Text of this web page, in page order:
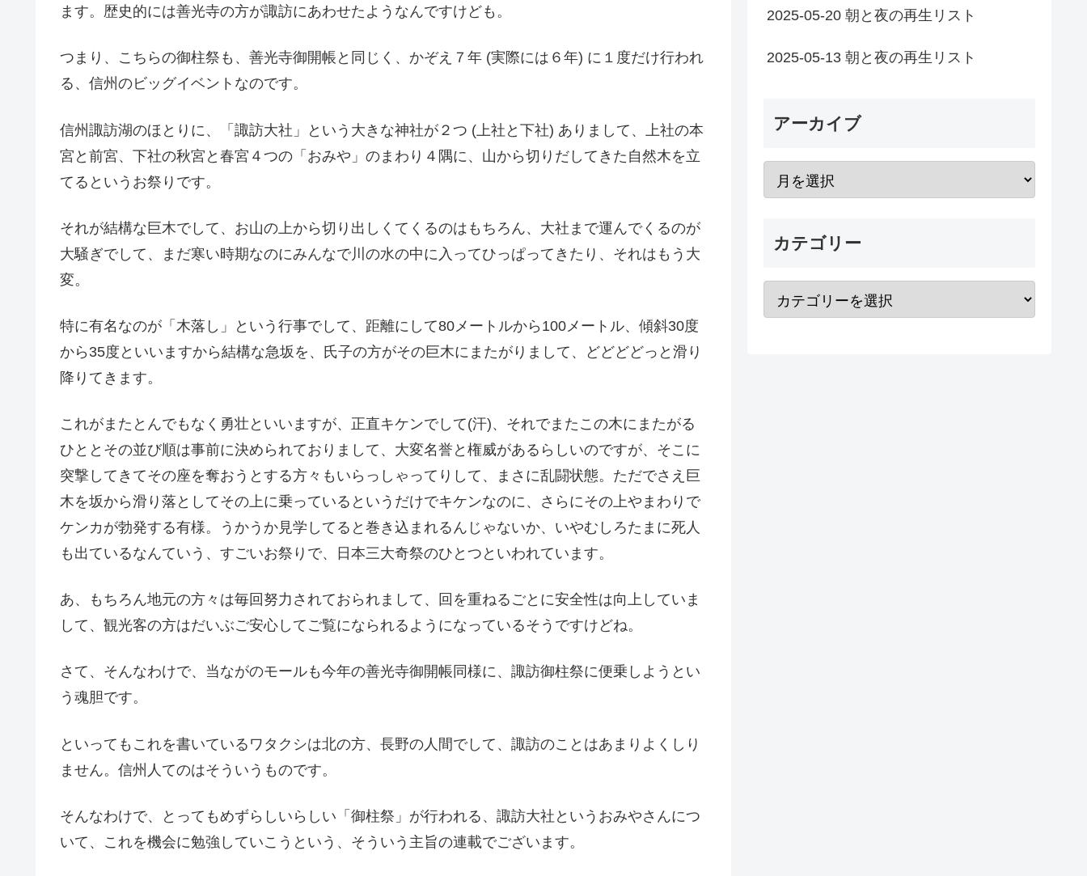
ます。歴史的には善光寺の方が諏訪にあわせたようなんですけども。
つまり、こちらの御柱祭も、善光寺御開帳と同じく、かぞえ７年 (実際には６年) に１度だけ行われ
る、信州のビッグイベントなのです。
信州諏訪湖のほとりに、「諏訪大社」という大きな神社が２つ (上社と下社) ありまして、上社の本
宮と前宮、下社の秋宮と春宮４つの「おみや」のまわり４隅に、山から切りだしてきた自然木を立
てるというお祭りです。
それが結構な巨木でして、お山の上から切り出しくてくるのはもちろん、大社まで運んでくるのが
大騒ぎでして、まだ寒い時期なのにみんなで川の水の中に入ってひっぱってきたり、それはもう大
変。
特に有名なのが「木落し」という行事でして、距離にして80メートルから100メートル、傾斜30度
から35度といいますから結構な急坂を、氏子の方がその巨木にまたがりまして、どどどどっと滑り
降りてきます。
これがまたとんでもなく勇壮といいますが、正直キケンでして(汗)、それでまたこの木にまたがる
ひととその並び順は事前に決められておりまして、大変名誉と権威があるらしいのですが、そこに
突撃してきてその座を奪おうとする方々もいらっしゃってりして、まさに乱闘状態。ただでさえ巨
木を坂から滑り落としてその上に乗っているというだけでキケンなのに、さらにその上やまわりで
ケンカが勃発する有様。うかうか見学してると巻き込まれるんじゃないか、いやむしろたまに死人
も出ているなんていう、すごいお祭りで、日本三大奇祭のひとつといわれています。
あ、もちろん地元の方々は毎回努力されておられまして、回を重ねるごとに安全性は向上していま
して、観光客の方はだいぶご安心してご覧になられるようになっているそうですけどね。
さて、そんなわけで、当ながのモールも今年の善光寺御開帳同様に、諏訪御柱祭に便乗しようとい
う魂胆です。
といってもこれを書いているワタクシは北の方、長野の人間でして、諏訪のことはあまりよくしり
ません。信州人てのはそういうものです。
そんなわけで、とってもめずらしいらしい「御柱祭」が行われる、諏訪大社というおみやさんにつ
いて、これを機会に勉強していこうという、そういう主旨の連載でございます。
2025-05-20 朝と夜の再生リスト
2025-05-13 朝と夜の再生リスト
アーカイブ
カテゴリー